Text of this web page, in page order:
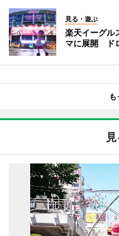
見る・遊ぶ
楽天イーグル
マに展開 ド
も